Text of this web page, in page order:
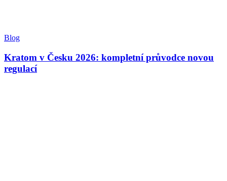
Blog
Kratom v Česku 2026: kompletní průvodce novou
regulací